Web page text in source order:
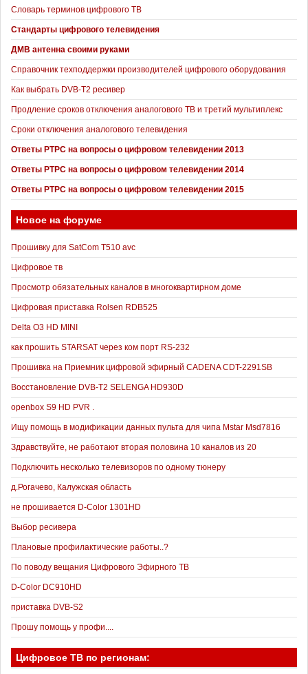
Словарь терминов цифрового ТВ
Стандарты цифрового телевидения
ДМВ антенна своими руками
Справочник техподдержки производителей цифрового оборудования
Как выбрать DVB-T2 ресивер
Продление сроков отключения аналогового ТВ и третий мультиплекс
Сроки отключения аналогового телевидения
Ответы РТРС на вопросы о цифровом телевидении 2013
Ответы РТРС на вопросы о цифровом телевидении 2014
Ответы РТРС на вопросы о цифровом телевидении 2015
Новое на форуме
Прошивку для SatCom T510 avc
Цифровое тв
Просмотр обязательных каналов в многоквартирном доме
Цифровая приставка Rolsen RDB525
Delta O3 HD MINI
как прошить STARSAT через ком порт RS-232
Прошивка на Приемник цифровой эфирный CADENA CDT-2291SB
Восстановление DVB-T2 SELENGA HD930D
openbox S9 HD PVR .
Ищу помощь в модификации данных пульта для чипа Mstar Msd7816
Здравствуйте, не работают вторая половина 10 каналов из 20
Подключить несколько телевизоров по одному тюнеру
д.Рогачево, Калужская область
не прошивается D-Color 1301HD
Выбор ресивера
Плановые профилактические работы..?
По поводу вещания Цифрового Эфирного ТВ
D-Color DC910HD
приставка DVB-S2
Прошу помощь у профи....
Цифровое ТВ по регионам: